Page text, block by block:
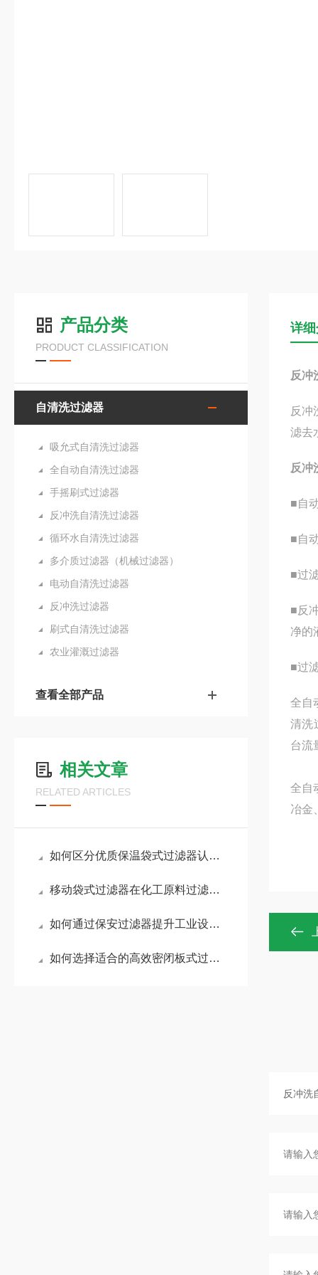
产品分类
PRODUCT CLASSIFICATION
自清洗过滤器
吸允式自清洗过滤器
全自动自清洗过滤器
手摇刷式过滤器
反冲洗自清洗过滤器
循环水自清洗过滤器
多介质过滤器（机械过滤器）
电动自清洗过滤器
反冲洗过滤器
刷式自清洗过滤器
农业灌溉过滤器
查看全部产品
相关文章
RELATED ARTICLES
如何区分优质保温袋式过滤器认准这几项核心配置
移动袋式过滤器在化工原料过滤中的耐腐蚀性能分析
如何通过保安过滤器提升工业设备的使用寿命？
如何选择适合的高效密闭板式过滤器
详
反冲
反冲
滤去
反冲
■自
■自
■过
■反
净的
■过
全自
清洗
台流
全自
冶金